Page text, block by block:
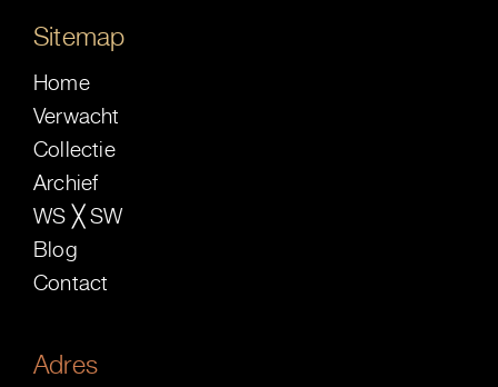
Sitemap
Home
Verwacht
Collectie
Archief
WS ╳ SW
Blog
Contact
Adres